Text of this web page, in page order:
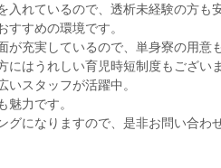
入れているので、透析未経験の方も
すすめの環境です。
が充実しているので、単身寮の用意
にはうれしい育児時短制度もございま
いスタッフが活躍中。
魅力です。
グになりますので、是非お問い合わ